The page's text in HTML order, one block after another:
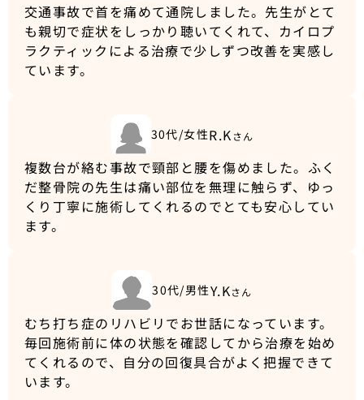
交通事故で首を痛めて通院しました。先生がとて
も親切で症状をしっかり聴いてくれて、カイロプ
ラクティックによる治療で少しずつ改善を実感し
ています。
30代/女性R.K さん
複数台が絡む事故で頸部と腰を傷めました。ふく
だ整骨院の先生は痛い部位を無理に触らず、ゆっ
くり丁寧に施術してくれるのでとても安心してい
ます。
30代/男性Y.Kさん
むち打ち症のリハビリでお世話になっています。
毎回施術前に体の状態を確認してから治療を始め
てくれるので、自分の回復具合がよく把握できて
います。